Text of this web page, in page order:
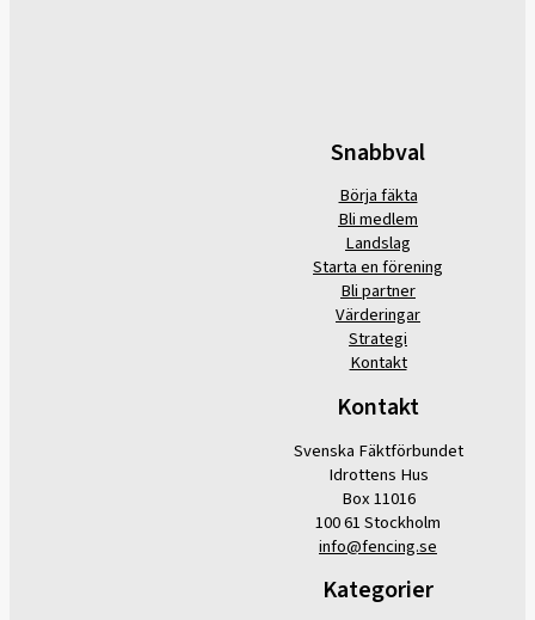
Snabbval
Börja fäkta
Bli medlem
Landslag
Starta en förening
Bli partner
Värderingar
Strategi
Kontakt
Kontakt
Svenska Fäktförbundet
Idrottens Hus
Box 11016
100 61 Stockholm
info@fencing.se
Kategorier